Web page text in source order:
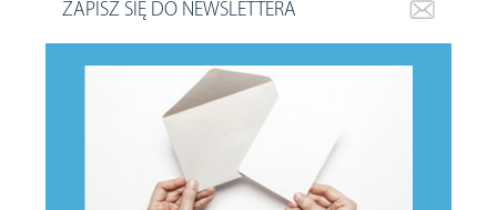
ZAPISZ SIĘ DO NEWSLETTERA